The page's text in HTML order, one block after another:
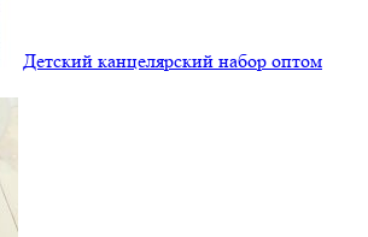
Детский канцелярский набор оптом